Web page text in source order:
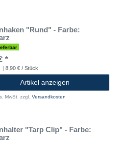
"Rund" - Farbe:
*
| 8,90 € / Stück
Artikel anzeigen
MwSt. zzgl. Versandkosten
"Tarp Clip" - Farbe: